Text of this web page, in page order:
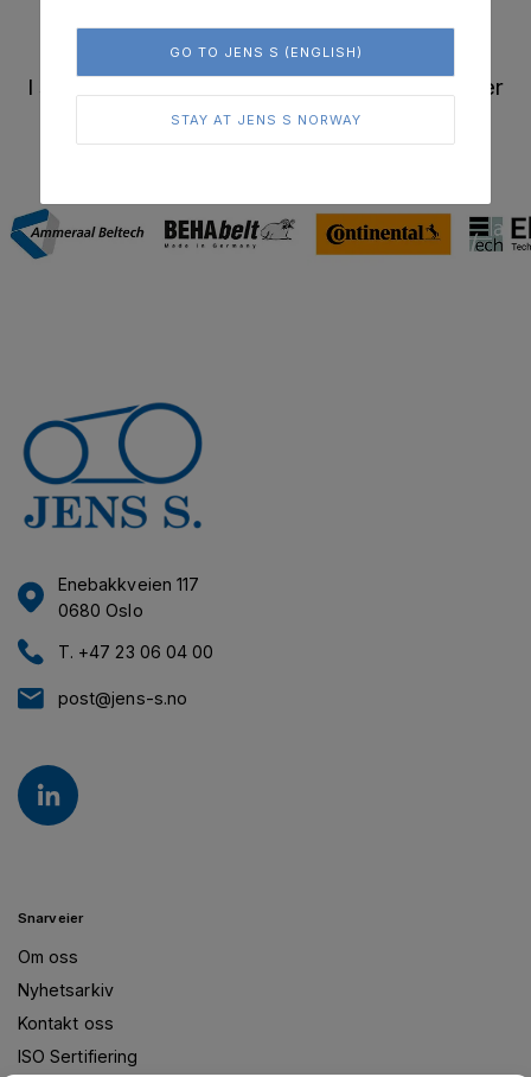
I samarbeid med verdensledende leverandører
Enebakkveien 117
0680 Oslo
T. +47 23 06 04 00
post@jens-s.no
Snarveier
Om oss
Nyhetsarkiv
Kontakt oss
ISO Sertifiering
GO TO JENS S (ENGLISH)
STAY AT JENS S NORWAY